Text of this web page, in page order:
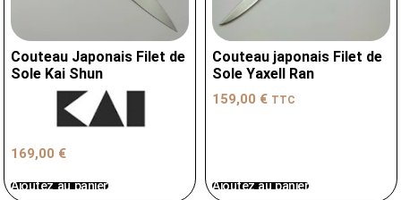
Couteau Japonais Filet de
Sole Kai Shun
169,00 €
Ajoutez au panier
Couteau japonais Filet de
Sole Yaxell Ran
159,00 € TTC
Ajoutez au panier